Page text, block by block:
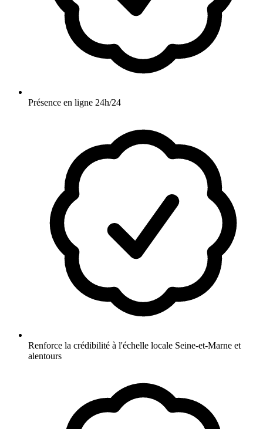
Présence en ligne 24h/24
Renforce la crédibilité à l'échelle locale Seine-et-Marne et
alentours